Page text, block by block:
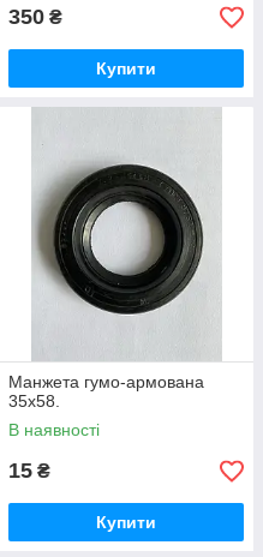
350 ₴
Купити
Манжета гумо-армована
35х58.
В наявності
15 ₴
Купити